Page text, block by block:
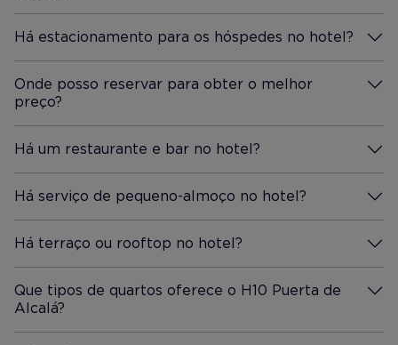
Há estacionamento para os hóspedes no hotel?
Mais Informação
Onde posso reservar para obter o melhor
preço?
Mais Informação
Há um restaurante e bar no hotel?
Mais Informação
Há serviço de pequeno-almoço no hotel?
Mais Informação
Há terraço ou rooftop no hotel?
Mais Informação
Que tipos de quartos oferece o H10 Puerta de
Alcalá?
Mais Informação